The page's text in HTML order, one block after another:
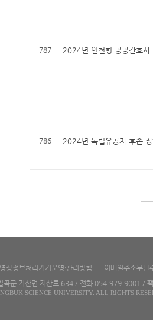
787 2024년 인천형 공공간호사
786 2024년 독립유공자 후손
영상정보처리기기운영·관리방침
이메일주소무단
곡군 기산면 지산로 634 / 전화 054-979-9001 /
SCIENCE UNIVERSITY. ALL RIGHTS